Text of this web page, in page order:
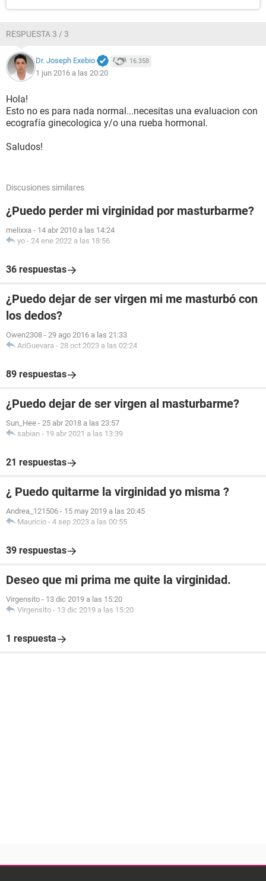
RESPUESTA 3 / 3
Dr. Joseph Exebio 16.358
1 jun 2016 a las 20:20
Hola!
Esto no es para nada normal...necesitas una evaluacion con
ecografía ginecologica y/o una rueba hormonal.
Saludos!
Discusiones similares
¿Puedo perder mi virginidad por masturbarme?
melixxa - 14 abr 2010 a las 14:24
yo - 24 ene 2022 a las 18:56
36 respuestas
¿Puedo dejar de ser virgen mi me masturbó con
los dedos?
Owen2308 - 29 ago 2016 a las 21:33
AriGuevara - 28 oct 2023 a las 02:24
89 respuestas
¿Puedo dejar de ser virgen al masturbarme?
Sun_Hee - 25 abr 2018 a las 23:57
sabian - 19 abr 2021 a las 13:39
21 respuestas
¿ Puedo quitarme la virginidad yo misma ?
Andrea_121506 - 15 may 2019 a las 20:45
Mauricio - 4 sep 2023 a las 00:55
39 respuestas
Deseo que mi prima me quite la virginidad.
Virgensito - 13 dic 2019 a las 15:20
Virgensito - 13 dic 2019 a las 15:20
1 respuesta